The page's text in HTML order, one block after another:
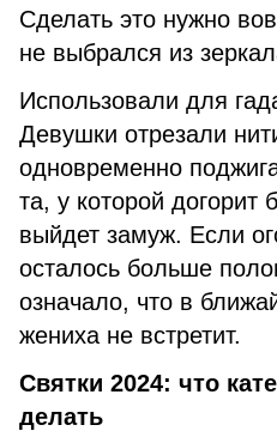
Сделать это нужно
не выбрался из
Использовали для
Девушки отрезали
одновременно
та, у которой догорит
выйдет замуж. Если
осталось больше
означало, что в
жениха не встретит.
Святки 2024: что
делать